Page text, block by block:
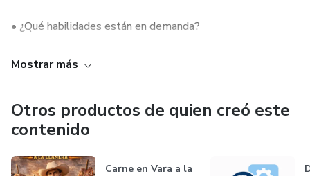
• ¿Qué habilidades están en demanda?
• ¿En qué áreas la gente ya está pagando por formación?
• Marketing digital
• Ventas online
Mostrar más
Otros productos de quien creó este
contenido
Carne en Vara a la